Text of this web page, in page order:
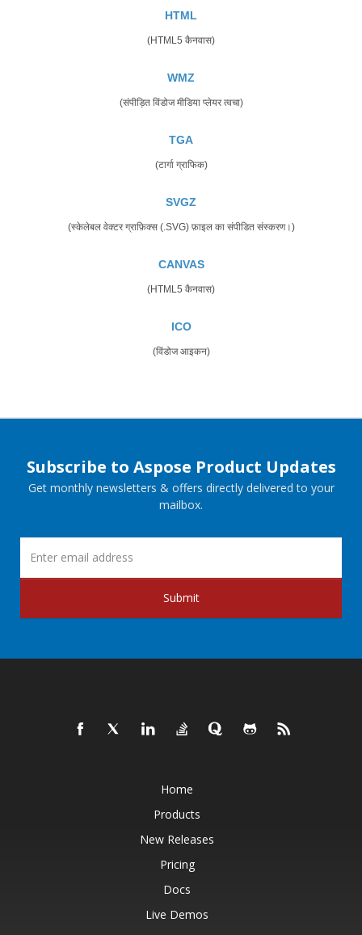
HTML
(HTML5 कैनवास)
WMZ
(संपीड़ित विंडोज मीडिया प्लेयर त्वचा)
TGA
(टार्गा ग्राफिक)
SVGZ
(स्केलेबल वेक्टर ग्राफ़िक्स (.SVG) फ़ाइल का संपीडित संस्करण।)
CANVAS
(HTML5 कैनवास)
ICO
(विंडोज आइकन)
Subscribe to Aspose Product Updates
Get monthly newsletters & offers directly delivered to your
mailbox.
Submit
Home
Products
New Releases
Pricing
Docs
Live Demos